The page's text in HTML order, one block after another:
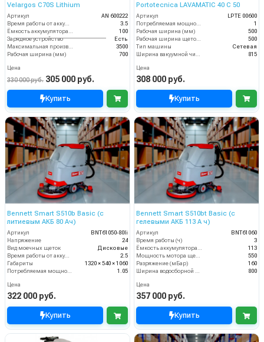
Velargos C70S Lithium
Артикул
AN 600222
Время работы от аккумуляторов (ч)
3.5
100
Зарядное устройство
Есть
3500
Рабочая ширина (мм)
700
Цена
330 000 руб. 305 000 руб.
Купить
Portotecnica LAVAMATIC 40 C 50
Артикул
LPTE 00600
1
Рабочая ширина (мм)
500
500
Тип машины
Сетевая
815
Цена
308 000 руб.
Купить
Bennett Smart S510b Basic (с
литиевым АКБ 80 Ач)
Артикул
BNT61050-80li
Напряжение
24
Вид моечных щеток
Дисковые
Время работы от аккумуляторов (ч)
2.5
Габариты
1320 × 540 × 1060
Потребляемая мощность (кВт)
1.05
Цена
322 000 руб.
Купить
Bennett Smart S510bt Basic (с
гелевыми АКБ 113 А ч)
Артикул
BNT61060
Время работы (ч)
3
Ёмкость аккумулятора (Ач)
113
Мощность мотора щеток
550
Разряжение (мБар)
160
Ширина водосборной рейки
800
Цена
357 000 руб.
Купить